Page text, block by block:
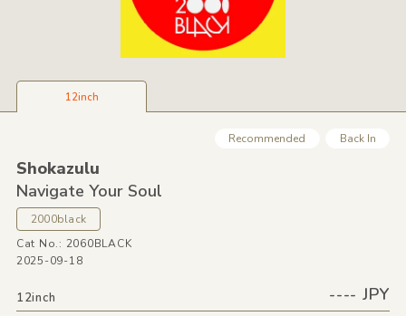
12inch
Recommended Back In
Shokazulu
Navigate Your Soul
2000black
Cat No.: 2060BLACK
2025-09-18
12inch ---- JPY